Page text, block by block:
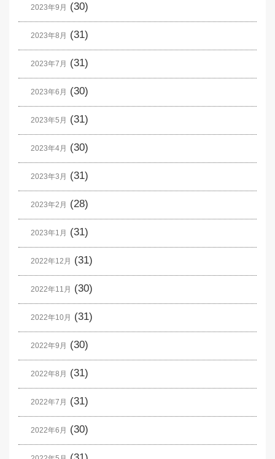
2023年9月 (30)
2023年8月 (31)
2023年7月 (31)
2023年6月 (30)
2023年5月 (31)
2023年4月 (30)
2023年3月 (31)
2023年2月 (28)
2023年1月 (31)
2022年12月 (31)
2022年11月 (30)
2022年10月 (31)
2022年9月 (30)
2022年8月 (31)
2022年7月 (31)
2022年6月 (30)